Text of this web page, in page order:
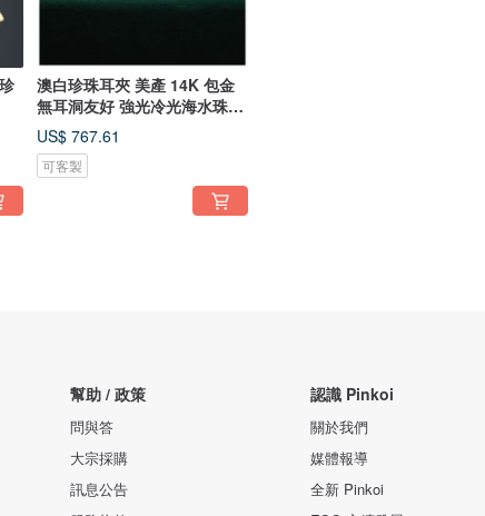
澳白珍珠耳夾 美產 14K 包金
無耳洞友好 強光冷光海水珠耳
飾
US$ 767.61
可客製
幫助 / 政策
問與答
大宗採購
訊息公告
認識 Pinkoi
關於我們
媒體報導
全新 Pinkoi